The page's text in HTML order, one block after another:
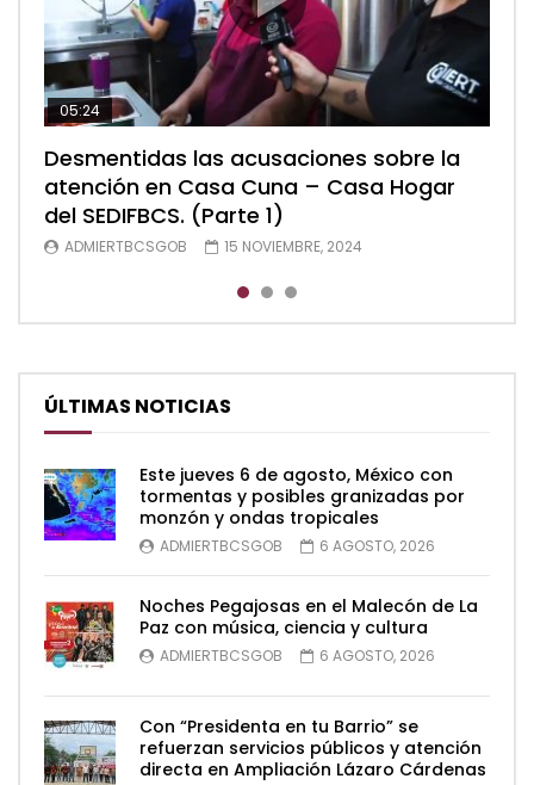
05:24
Desmentidas las acusaciones sobre la
atención en Casa Cuna – Casa Hogar
del SEDIFBCS. (Parte 1)
ADMIERTBCSGOB 15 NOVIEMBRE, 2024
04:28
Desmentidas las acusaciones sobre la
atención en Casa Cuna – Casa Hogar
del SEDIFBCS. (Parte 2)
ADMIERTBCSGOB 15 NOVIEMBRE, 2024
05:48
Desmentidas las acusaciones sobre la
atención en Casa Cuna – Casa Hogar
del SEDIFBCS (Parte 3)
ADMIERTBCSGOB 15 NOVIEMBRE, 2024
ÚLTIMAS NOTICIAS
Este jueves 6 de agosto, México con
tormentas y posibles granizadas por
monzón y ondas tropicales
ADMIERTBCSGOB 6 AGOSTO, 2026
Noches Pegajosas en el Malecón de La
Paz con música, ciencia y cultura
ADMIERTBCSGOB 6 AGOSTO, 2026
Con “Presidenta en tu Barrio” se
refuerzan servicios públicos y atención
directa en Ampliación Lázaro Cárdenas